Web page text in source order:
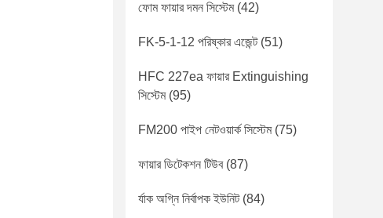
ফোম ফায়ার দমন সিস্টেম(42)
FK-5-1-12 পরিষ্কার এজেন্ট(51)
HFC 227ea ফায়ার Extinguishing
সিস্টেম(95)
FM200 পাইপ নেটওয়ার্ক সিস্টেম(75)
ফায়ার ডিটেকশন টিউব(87)
র্যাক অগ্নি নির্বাপক ইউনিট(84)